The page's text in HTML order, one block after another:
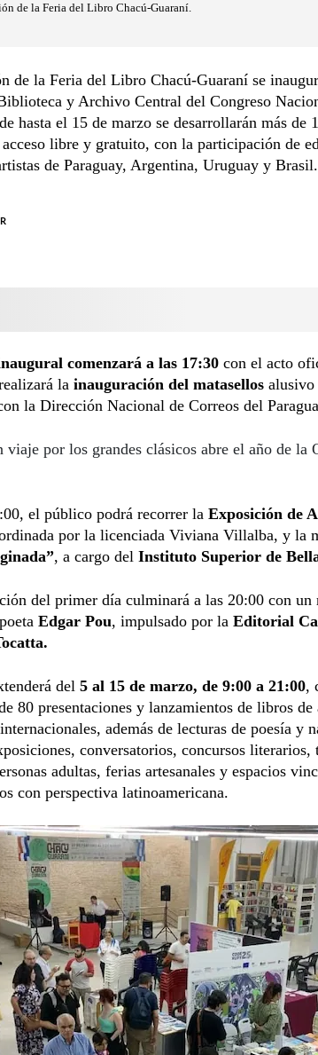
de la Feria del Libro Chacú-Guaraní.
de la Feria del Libro Chacú-Guaraní se
y Archivo Central del Congreso
hasta el 15 de marzo se desarrollarán más de
libre y gratuito, con la participación de
de Paraguay, Argentina, Uruguay y Brasil.
comenzará a las 17:30 con el acto
la inauguración del matasellos alusivo
la Dirección Nacional de Correos del
viaje por los grandes clásicos abre el año de la
el público podrá recorrer la Exposición de
por la licenciada Viviana Villalba, y la
, a cargo del Instituto Superior de
del primer día culminará a las 20:00 con un
Edgar Pou, impulsado por la Editorial
del 5 al 15 de marzo, de 9:00 a 21:00,
80 presentaciones y lanzamientos de libros de
además de lecturas de poesía y
conversatorios, concursos literarios,
adultas, ferias artesanales y espacios
con perspectiva latinoamericana.